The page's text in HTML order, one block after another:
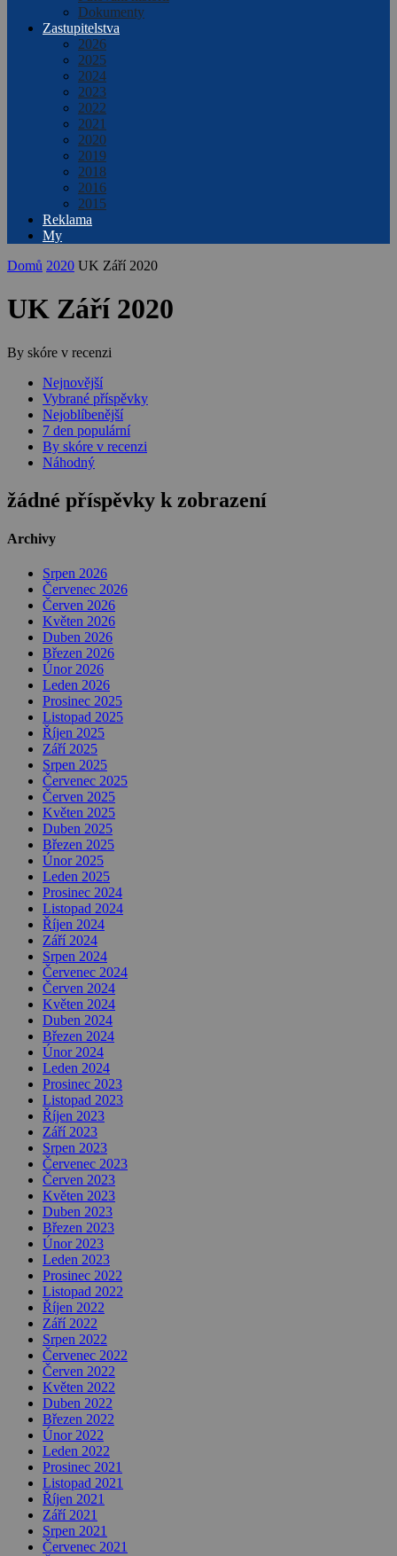
Dokumenty
Zastupitelstva
2026
2025
2024
2023
2022
2021
2020
2019
2018
2016
2015
Reklama
My
Domů 2020 UK Září 2020
UK Září 2020
By skóre v recenzi
Nejnovější
Vybrané příspěvky
Nejoblíbenější
7 den populární
By skóre v recenzi
Náhodný
žádné příspěvky k zobrazení
Archivy
Srpen 2026
Červenec 2026
Červen 2026
Květen 2026
Duben 2026
Březen 2026
Únor 2026
Leden 2026
Prosinec 2025
Listopad 2025
Říjen 2025
Září 2025
Srpen 2025
Červenec 2025
Červen 2025
Květen 2025
Duben 2025
Březen 2025
Únor 2025
Leden 2025
Prosinec 2024
Listopad 2024
Říjen 2024
Září 2024
Srpen 2024
Červenec 2024
Červen 2024
Květen 2024
Duben 2024
Březen 2024
Únor 2024
Leden 2024
Prosinec 2023
Listopad 2023
Říjen 2023
Září 2023
Srpen 2023
Červenec 2023
Červen 2023
Květen 2023
Duben 2023
Březen 2023
Únor 2023
Leden 2023
Prosinec 2022
Listopad 2022
Říjen 2022
Září 2022
Srpen 2022
Červenec 2022
Červen 2022
Květen 2022
Duben 2022
Březen 2022
Únor 2022
Leden 2022
Prosinec 2021
Listopad 2021
Říjen 2021
Září 2021
Srpen 2021
Červenec 2021